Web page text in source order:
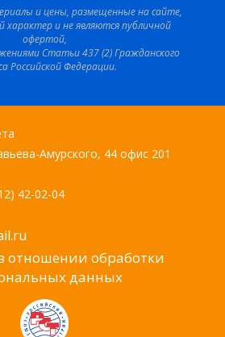
и цены, размещенные на сайте,
характер и не являются публичной
офертой,
Статьи 437 (2) Гражданского
Российской Федерации.
Амурского, 44 офис 201
42-02-04
отношении обработки
данных